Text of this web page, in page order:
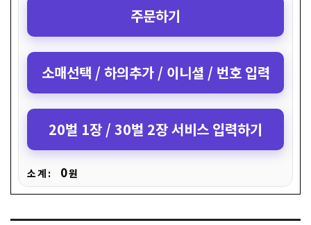
주문하기
소매선택 / 하의추가 / 이니셜 / 번호 입력
20벌 1장 / 30벌 2장 서비스 입력하기
소 계 : 0원